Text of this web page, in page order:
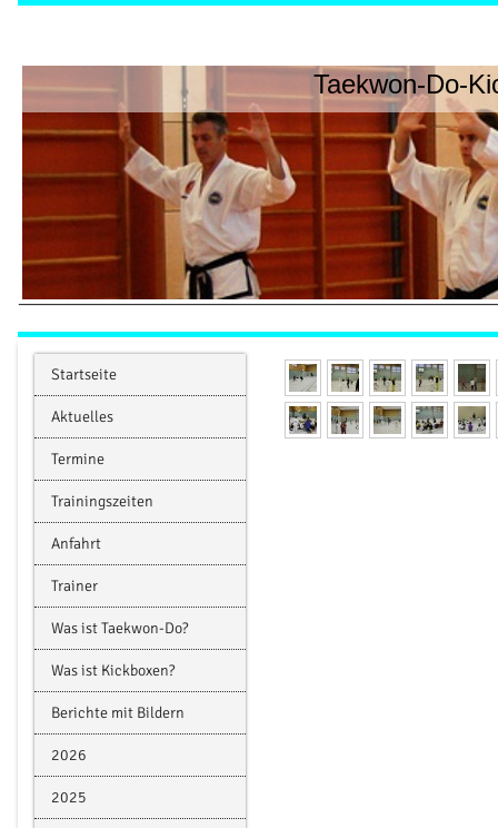
Taekwon-Do-
Startseite
Aktuelles
Termine
Trainingszeiten
Anfahrt
Trainer
Was ist Taekwon-Do?
Was ist Kickboxen?
Berichte mit Bildern
2026
2025